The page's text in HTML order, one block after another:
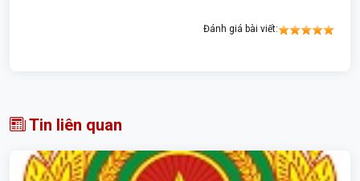
Đánh giá bài viết:
Tin liên quan